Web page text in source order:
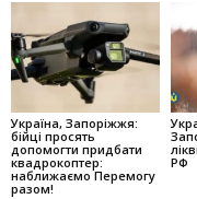
Україна, Запоріжжя:
бійці просять
допомогти придбати
квадрокоптер:
наближаємо Перемогу
разом!
РФ